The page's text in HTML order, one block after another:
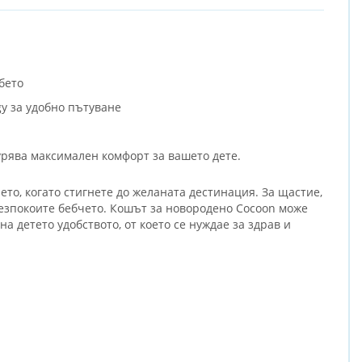
за удобно пътуване
максимален комфорт за вашето дете.
когато стигнете до желаната дестинация. За щастие,
бебчето. Кошът за новородено Cocoon може
удобството, от което се нуждае за здрав и